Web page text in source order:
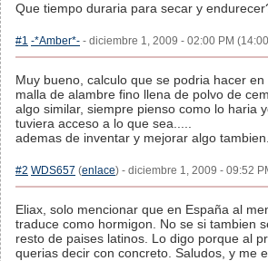
Que tiempo duraria para secar y
#1 -*Amber*- - diciembre 1, 2009 - 02:00 PM
Muy bueno, calculo que se podria hacer
malla de alambre fino llena de polvo de
algo similar, siempre pienso como lo haria
tuviera acceso a lo que sea.....
ademas de inventar y mejorar algo
#2 WDS657 (enlace) - diciembre 1, 2009 - 09:52
Eliax, solo mencionar que en España al
traduce como hormigon. No se si tambien
resto de paises latinos. Lo digo porque al
querias decir con concreto. Saludos, y me